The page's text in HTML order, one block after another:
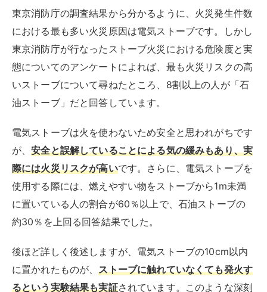
東京消防庁の調査結果から分かるように、火災発生件数
における最も多い火災原因は電気ストーブです。しかし
東京消防庁が行なったストーブ火災における危険度と実
態についてのアンケートによれば、最も火災リスクの高
いストーブについて尋ねたところ、8割以上の人が「石
油ストーブ」だと回答しています。
電気ストーブは火を使わないため安全と思われがちです
が、安全と誤解していることによる気の緩みもあり、実
際には火災リスクが高いです。さらに、電気ストーブを
使用する際には、燃えやすい物をストーブから1m未満
に置いている人の割合が60％以上で、石油ストーブの
約30％を上回る回答結果でした。
後ほど詳しく後述しますが、電気ストーブの10cm以内
に置かれたものが、ストーブに触れていなくても発火す
るという実験結果も実証されています。このような深刻